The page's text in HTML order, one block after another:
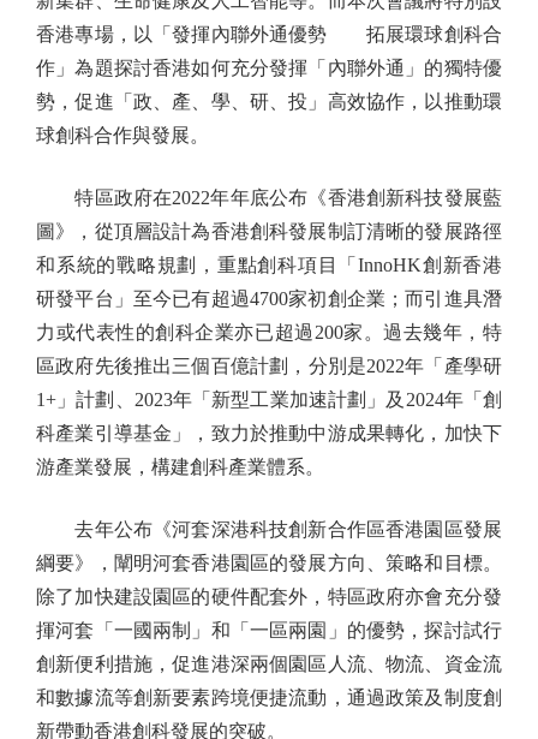
香港專場，以「發揮內聯外通優勢 拓展環球創科合
作」為題探討香港如何充分發揮「內聯外通」的獨特優
勢，促進「政、產、學、研、投」高效協作，以推動環
球創科合作與發展。
特區政府在2022年年底公布《香港創新科技發展藍
圖》，從頂層設計為香港創科發展制訂清晰的發展路徑
和系統的戰略規劃，重點創科項目「InnoHK創新香港
研發平台」至今已有超過4700家初創企業；而引進具潛
力或代表性的創科企業亦已超過200家。過去幾年，特
區政府先後推出三個百億計劃，分別是2022年「產學研
1+」計劃、2023年「新型工業加速計劃」及2024年「創
科產業引導基金」，致力於推動中游成果轉化，加快下
游產業發展，構建創科產業體系。
去年公布《河套深港科技創新合作區香港園區發展
綱要》，闡明河套香港園區的發展方向、策略和目標。
除了加快建設園區的硬件配套外，特區政府亦會充分發
揮河套「一國兩制」和「一區兩園」的優勢，探討試行
創新便利措施，促進港深兩個園區人流、物流、資金流
和數據流等創新要素跨境便捷流動，通過政策及制度創
新帶動香港創科發展的突破。